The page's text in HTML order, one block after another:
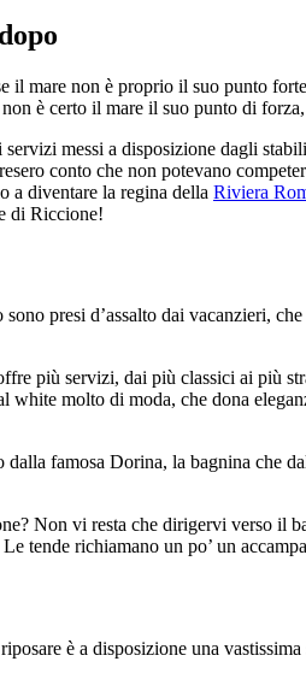
mare non è proprio il suo punto
è certo il mare il suo punto di
messi a disposizione dagli
conto che non potevano
a diventare la regina della Riviera
di Riccione!
presi d’assalto dai vacanzieri,
più servizi, dai più classici ai più
molto di moda, che dona
famosa Dorina, la bagnina
Non vi resta che dirigervi verso il
tende richiamano un po’ un
è a disposizione una